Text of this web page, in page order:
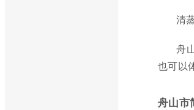
清
舟
也可以
舟山市